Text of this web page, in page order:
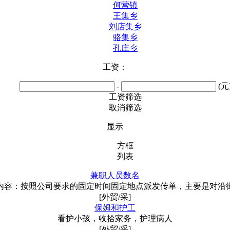
何营镇
王集乡
刘店集乡
骆集乡
孔庄乡
工资：
-
(元
工资筛选
取消筛选
显示
方框
列表
兼职人员数名
容：按照公司要求的固定时间固定地点派发传单，主要是对
[外贸/采]
保姆和护工
看护小孩，收拾家务，护理病人